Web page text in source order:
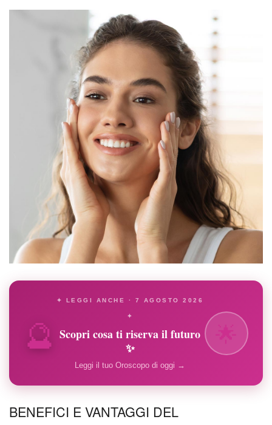
🔮
✦ LEGGI ANCHE · 7 AGOSTO 2026
✦
Scopri cosa ti riserva il futuro
✨
Leggi il tuo Oroscopo di oggi →
BENEFICI E VANTAGGI DEL